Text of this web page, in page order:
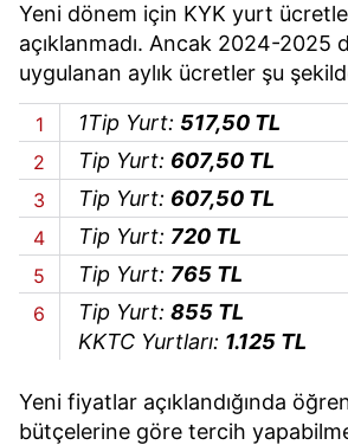
Yeni dönem için KYK yurt
açıklanmadı. Ancak 2024-2025
uygulanan aylık ücretler şu
1Tip Yurt: 517,50 TL
Tip Yurt: 607,50 TL
Tip Yurt: 607,50 TL
Tip Yurt: 720 TL
Tip Yurt: 765 TL
Tip Yurt: 855 TL
KKTC Yurtları: 1.125 TL
Yeni fiyatlar açıklandığında
bütçelerine göre tercih